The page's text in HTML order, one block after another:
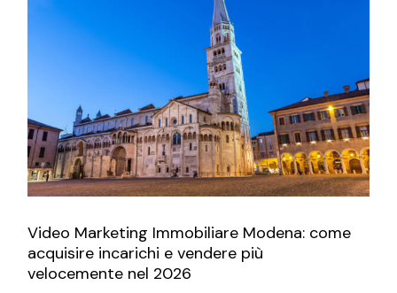
Video Marketing Immobiliare Modena: come
acquisire incarichi e vendere più
velocemente nel 2026